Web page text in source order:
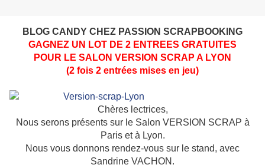
BLOG CANDY CHEZ PASSION SCRAPBOOKING
GAGNEZ UN LOT DE 2 ENTREES GRATUITES
POUR LE SALON VERSION SCRAP A LYON
(2 fois 2 entrées mises en jeu)
Chères lectrices,
Nous serons présents sur le Salon VERSION SCRAP à
Paris et à Lyon.
Nous vous donnons rendez-vous sur le stand, avec
Sandrine VACHON.